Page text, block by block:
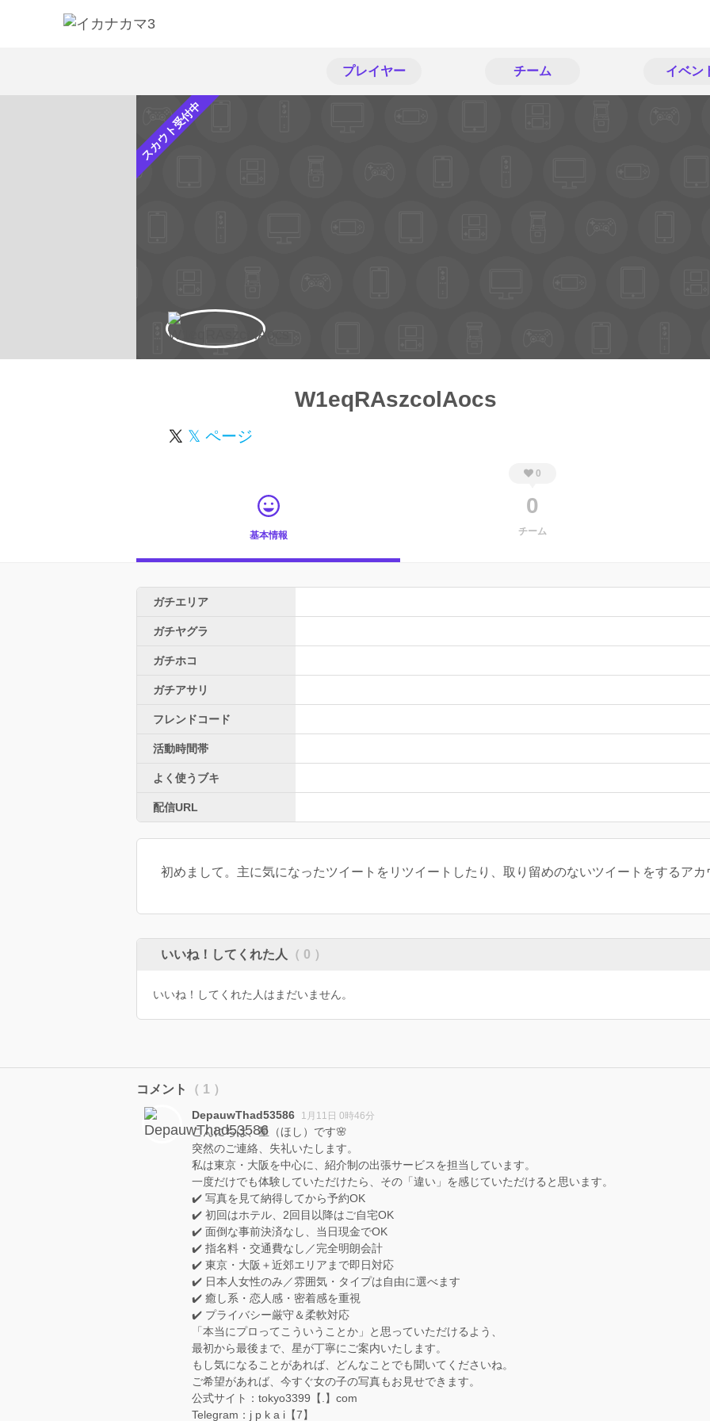
プレイヤー チーム イベン
スカウト受付中
W1eqRAszcolAocs
𝕏 ページ
基本情報
0
0
チーム
ガチエリア
ガチヤグラ
ガチホコ
ガチアサリ
フレンドコード
活動時間帯
よく使うブキ
配信URL
初めまして。主に気になったツイートをリツイートしたり、取り留めのないツイートをするアカ
いいね！してくれた人 （ 0 ）
いいね！してくれた人はまだいません。
コメント （ 1 ）
DepauwThad53586 1月11日 0時46分
こんにちは、星（ほし）です🌸
突然のご連絡、失礼いたします。
私は東京・大阪を中心に、紹介制の出張サービスを担当しています。
一度だけでも体験していただけたら、その「違い」を感じていただけると思います。
✔️ 写真を見て納得してから予約OK
✔️ 初回はホテル、2回目以降はご自宅OK
✔️ 面倒な事前決済なし、当日現金でOK
✔️ 指名料・交通費なし／完全明朗会計
✔️ 東京・大阪＋近郊エリアまで即日対応
✔️ 日本人女性のみ／雰囲気・タイプは自由に選べます
✔️ 癒し系・恋人感・密着感を重視
✔️ プライバシー厳守＆柔軟対応
「本当にプロってこういうことか」と思っていただけるよう、
最初から最後まで、星が丁寧にご案内いたします。
もし気になることがあれば、どんなことでも聞いてくださいね。
ご希望があれば、今すぐ女の子の写真もお見せできます。
公式サイト：tokyo3399【.】com
Telegram：j p k a i【7】